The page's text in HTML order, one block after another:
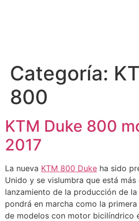
Categoría:
800
KTM Duke 800
2017
La nueva KTM 800 Duke ha sido
Unido y se vislumbra que está
lanzamiento de la producción de
pondrá en marcha como la
de modelos con motor bicilíndrico